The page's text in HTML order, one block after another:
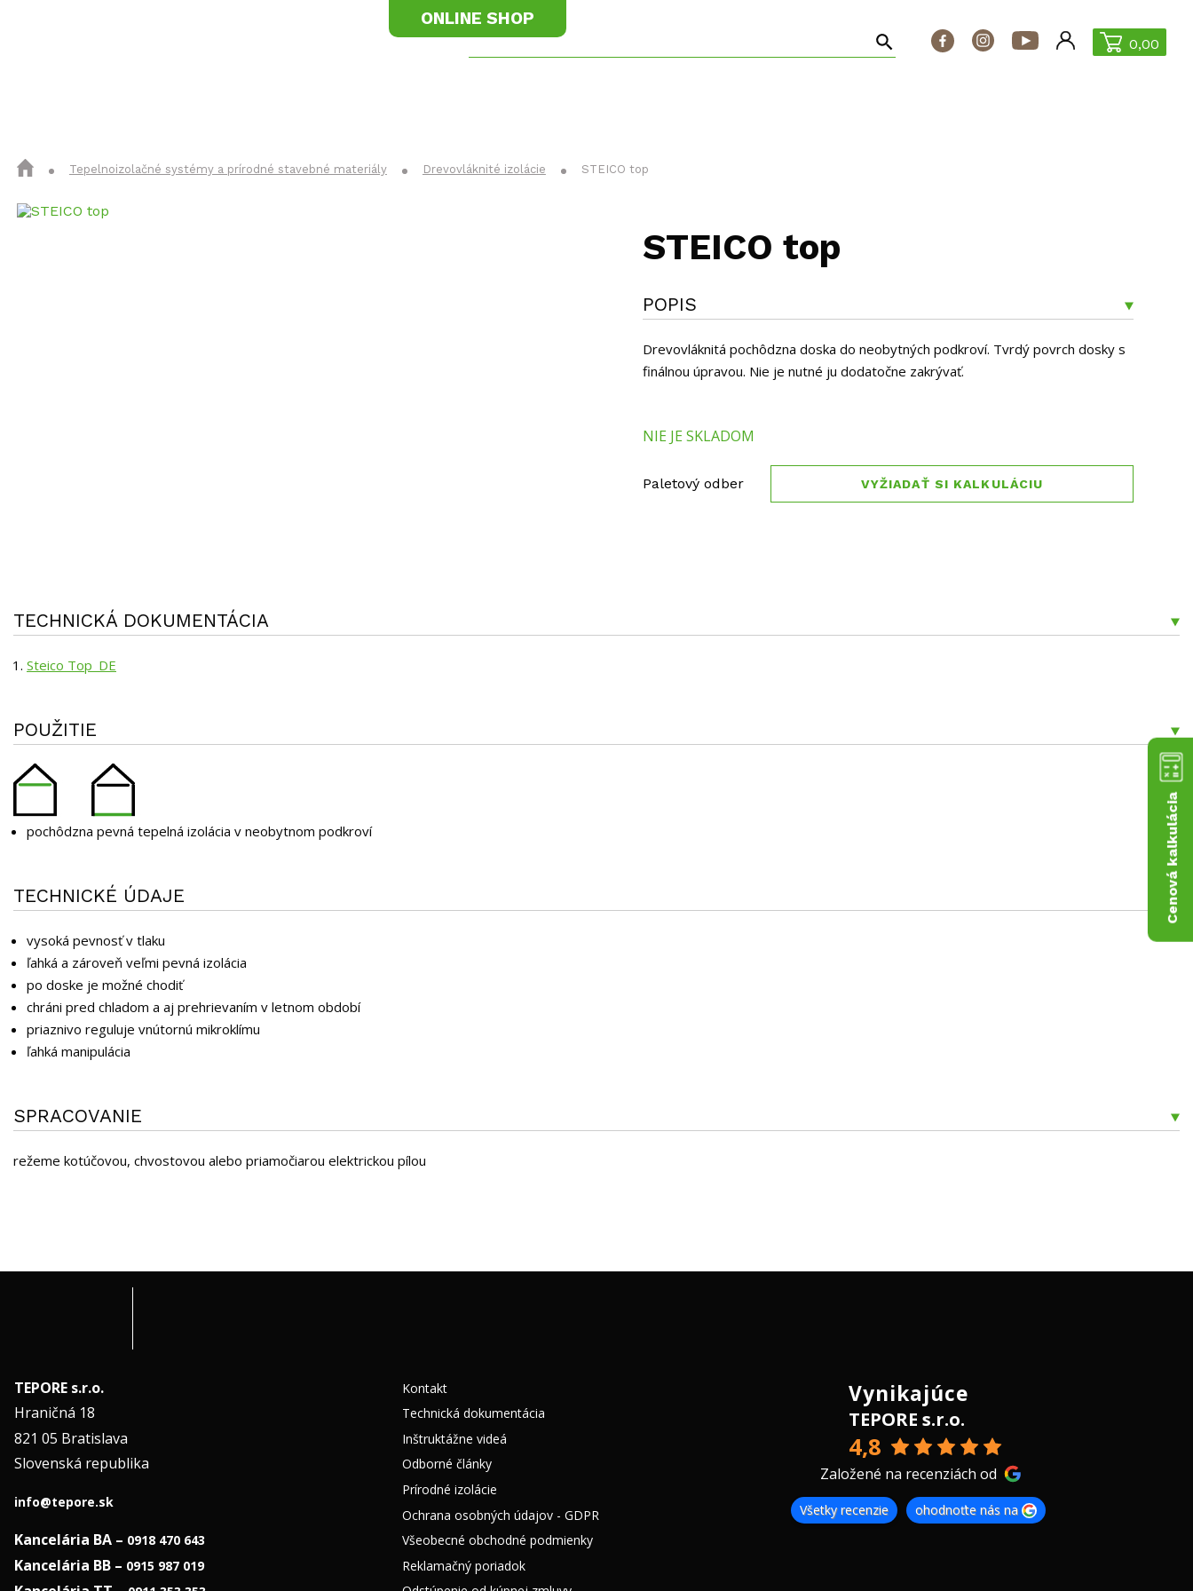
0,00
Tepelnoizolačné systémy a prírodné stavebné materiály Drevovláknité izolácie STEICO top
STEICO top
POPIS
Drevovláknitá pochôdzna doska do neobytných podkroví. Tvrdý povrch dosky s
finálnou úpravou. Nie je nutné ju dodatočne zakrývať.
NIE JE SKLADOM
Paletový odber VYŽIADAŤ SI KALKULÁCIU
TECHNICKÁ DOKUMENTÁCIA
Steico Top_DE
POUŽITIE
pochôdzna pevná tepelná izolácia v neobytnom podkroví
TECHNICKÉ ÚDAJE
vysoká pevnosť v tlaku
ľahká a zároveň veľmi pevná izolácia
po doske je možné chodiť
chráni pred chladom a aj prehrievaním v letnom období
priaznivo reguluje vnútornú mikroklímu
ľahká manipulácia
SPRACOVANIE
režeme kotúčovou, chvostovou alebo priamočiarou elektrickou pílou
Cenová kalkulácia
TEPORE s.r.o.
Hraničná 18
821 05 Bratislava
Slovenská republika
info@tepore.sk
Kancelária BA – 0918 470 643
Kancelária BB – 0915 987 019
Kontakt
Technická dokumentácia
Inštruktážne videá
Odborné články
Prírodné izolácie
Ochrana osobných údajov - GDPR
Všeobecné obchodné podmienky
Reklamačný poriadok
Vynikajúce
TEPORE s.r.o.
4,8
Založené na recenziách od
Všetky recenzie ohodnoťte nás na
ONLINE SHOP